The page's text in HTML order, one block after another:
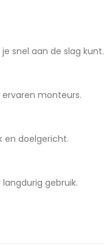
snel aan de slag kunt.
monteurs.
en doelgericht.
gebruik.